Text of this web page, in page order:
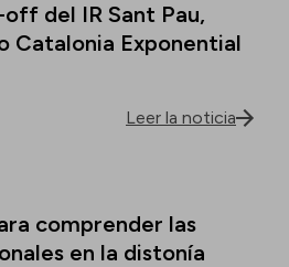
del IR Sant Pau,
Catalonia Exponential
Leer la noticia
comprender las
en la distonía